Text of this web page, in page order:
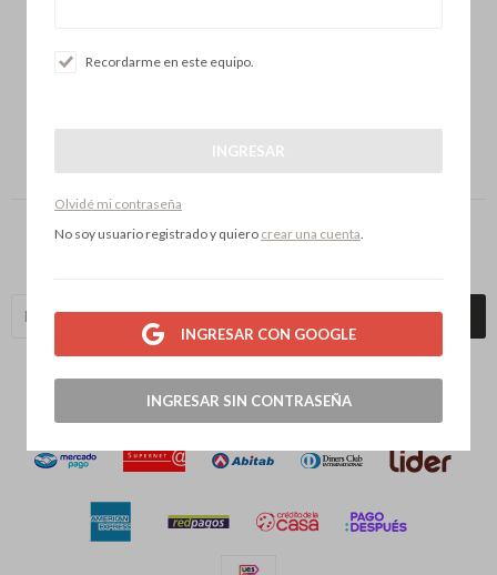
Recordarme en este equipo.
INGRESAR
Olvidé mi contraseña
No soy usuario registrado y quiero crear una cuenta.
 INGRESAR CON GOOGLE
INGRESAR SIN CONTRASEÑA
info@venet.com.uy
 
SUSCRIBITE A NUESTRA NEWSLETTER
SUSCRIBIRME